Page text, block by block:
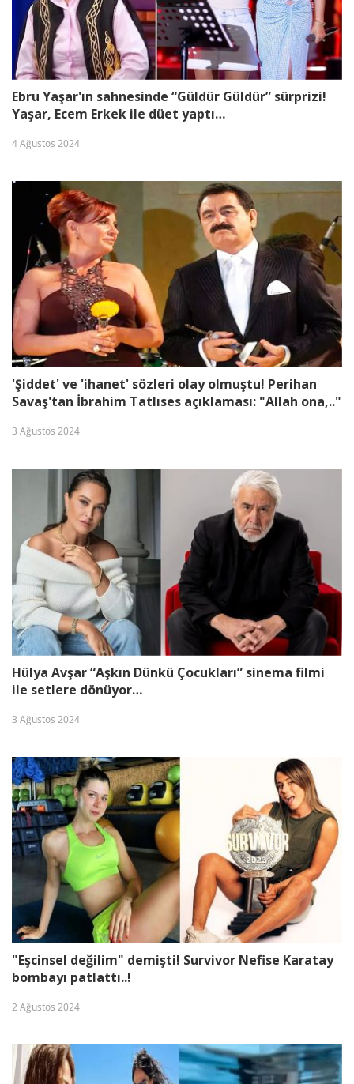
Ebru Yaşar'ın sahnesinde “Güldür Güldür” sürprizi!
Yaşar, Ecem Erkek ile düet yaptı…
4 Ağustos 2024
'Şiddet' ve 'ihanet' sözleri olay olmuştu! Perihan
Savaş'tan İbrahim Tatlıses açıklaması: "Allah ona,.."
3 Ağustos 2024
Hülya Avşar “Aşkın Dünkü Çocukları” sinema filmi
ile setlere dönüyor…
3 Ağustos 2024
"Eşcinsel değilim" demişti! Survivor Nefise Karatay
bombayı patlattı..!
2 Ağustos 2024